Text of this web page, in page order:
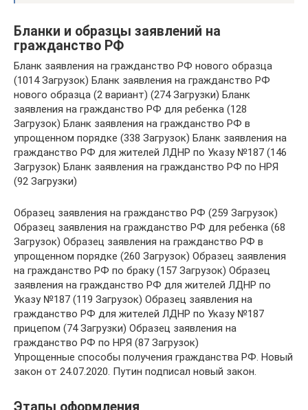
Бланки и образцы заявлений на
гражданство РФ
Бланк заявления на гражданство РФ нового образца
(1014 Загрузок) Бланк заявления на гражданство РФ
нового образца (2 вариант) (274 Загрузки) Бланк
заявления на гражданство РФ для ребенка (128
Загрузок) Бланк заявления на гражданство РФ в
упрощенном порядке (338 Загрузок) Бланк заявления на
гражданство РФ для жителей ЛДНР по Указу №187 (146
Загрузок) Бланк заявления на гражданство РФ по НРЯ
(92 Загрузки)
Образец заявления на гражданство РФ (259 Загрузок)
Образец заявления на гражданство РФ для ребенка (68
Загрузок) Образец заявления на гражданство РФ в
упрощенном порядке (260 Загрузок) Образец заявления
на гражданство РФ по браку (157 Загрузок) Образец
заявления на гражданство РФ для жителей ЛДНР по
Указу №187 (119 Загрузок) Образец заявления на
гражданство РФ для жителей ЛДНР по Указу №187
прицепом (74 Загрузки) Образец заявления на
гражданство РФ по НРЯ (87 Загрузок)
Упрощенные способы получения гражданства РФ. Новый
закон от 24.07.2020. Путин подписал новый закон.
Этапы оформления